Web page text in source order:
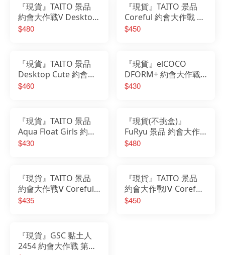
『現貨』TAITO 景品
約會大作戰V Desktop
Cute公仔 夜刀神十香
$480
『現貨』TAITO 景品
Coreful 約會大作戰 時
崎狂三 私服ver.
$450
『現貨』TAITO 景品
Desktop Cute 約會大
作戰 時崎狂三 兔女郎
$460
『現貨』elCOCO
DFORM+ 約會大作戰
時崎狂三 狂三 Q版 可
$430
『現貨』TAITO 景品
Aqua Float Girls 約會
大作戰V 夜刀神十香
$430
『現貨(不挑盒)』
FuRyu 景品 約會大作
戰 BiCute Bunnies 兔
$480
『現貨』TAITO 景品
約會大作戰Ⅴ Coreful
公仔 星宮六喰 泳裝Ver.
$435
『現貨』TAITO 景品
約會大作戰Ⅳ Coreful
星宮六喰 泳裝ver.
$450
『現貨』GSC 黏土人
2454 約會大作戰 第五